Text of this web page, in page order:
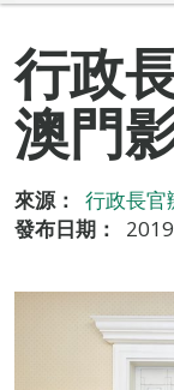
行政
澳門
來源：
行政長官
發布日期：